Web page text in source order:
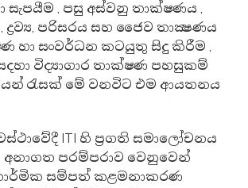
සැපයීම , පසු අස්වනු තාක්ෂණය ,
ද්‍රව්‍ය, පරිසරය සහ ජෛව තාක්‍ෂණය
හා සංවර්ධන කටයුතු සිදු කිරීම ,
විද්‍යාගාර තාක්ෂණ පහසුකම්
රැසක් මේ වනවිට එම ආයතනය
ITI හි ප්‍රගති සමාලෝචනය
පරම්පරාව වෙනුවෙන්
සම්පත් කළමනාකරණ